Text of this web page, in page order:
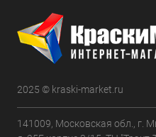
2025 © kraski-market.ru
141009, Московская обл., г.